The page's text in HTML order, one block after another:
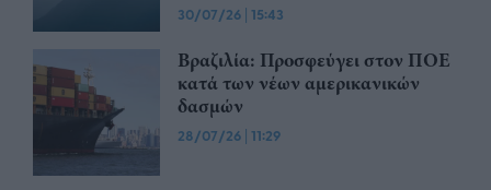
30/07/26 | 15:43
Βραζιλία: Προσφεύγει στον ΠΟΕ
κατά των νέων αμερικανικών
δασμών
28/07/26 | 11:29